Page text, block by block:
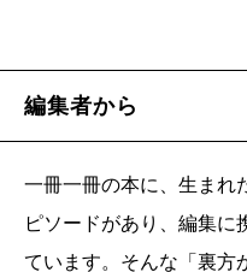
編集者から
一冊一冊の本に、生まれ
ピソードがあり、編集に
ています。そんな「裏方